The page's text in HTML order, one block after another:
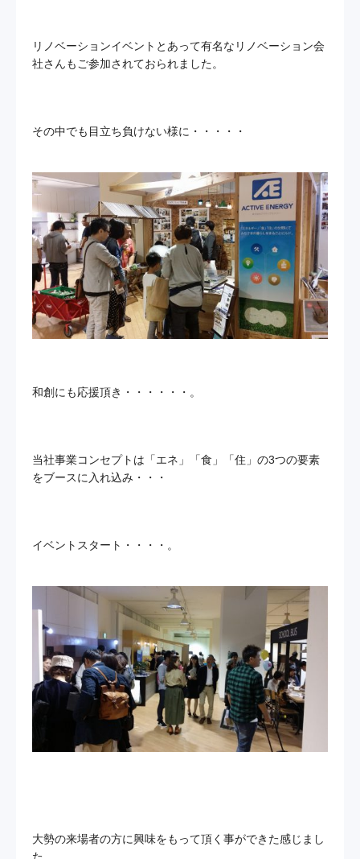
リノベーションイベントとあって有名なリノベーション会
社さんもご参加されておられました。
その中でも目立ち負けない様に・・・・・
和創にも応援頂き・・・・・・。
当社事業コンセプトは「エネ」「食」「住」の3つの要素
をブースに入れ込み・・・
イベントスタート・・・・。
大勢の来場者の方に興味をもって頂く事ができた感じまし